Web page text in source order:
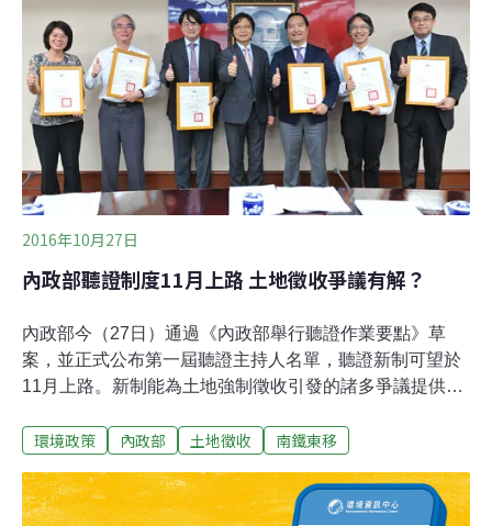
聽會的公正性！」並不斷質疑「南鐵東移的必要性」。鐵
工局人員講完簡報內容，開放現場民眾提問並回覆，強調
公聽會程序完備後就會呈報事業主管機關核定。住東區的
江太太不滿斥責：「這哪有居住正義？比中國還不如，比
蝸居更慘！」另一名黃先生則質疑指出：「徵收價格是否
與市價相符合？」要求市政府等相關單位必須交代清楚。
2016年10月27日
內政部聽證制度11月上路 土地徵收爭議有解？
內政部今（27日）通過《內政部舉行聽證作業要點》草
案，並正式公布第一屆聽證主持人名單，聽證新制可望於
11月上路。新制能為土地強制徵收引發的諸多爭議提供解
師簡凱倫認為，新制成效仍待觀察。內政部納入聽證制度
發的抗爭仍未間斷，許多民間團體要求內政部進行聽證制
度，讓重大爭議決定前，雙方有充分溝通與論證的機會。
環境政策 內政部 土地徵收 南鐵東移